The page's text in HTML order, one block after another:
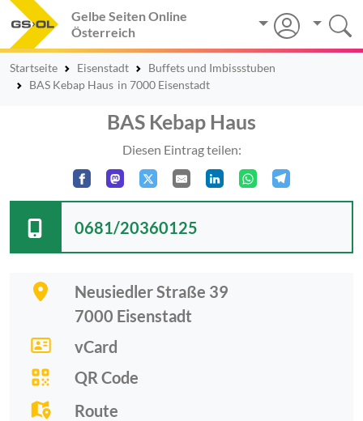
Gelbe Seiten Online
Österreich
Startseite Eisenstadt
Buffets und Imbissstuben
BAS Kebap Haus in 7000 Eisenstadt
BAS Kebap Haus
Diesen Eintrag teilen:
Neusiedler Straße 39
7000 Eisenstadt
vCard
QR Code
Route
0681/20360125